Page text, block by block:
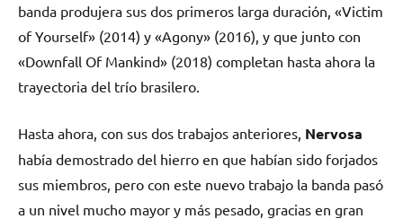
banda produjera sus dos primeros larga duración, «Victim
of Yourself» (2014) y «Agony» (2016), y que junto con
«Downfall Of Mankind» (2018) completan hasta ahora la
trayectoria del trío brasilero.
Hasta ahora, con sus dos trabajos anteriores, Nervosa
había demostrado del hierro en que habían sido forjados
sus miembros, pero con este nuevo trabajo la banda pasó
a un nivel mucho mayor y más pesado, gracias en gran